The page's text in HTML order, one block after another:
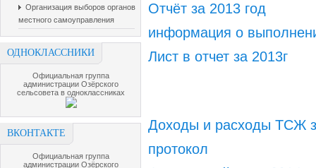
Организация выборов органов
местного самоуправления
ОДНОКЛАССНИКИ
Официальная группа
администрации Озёрского
сельсовета в одноклассниках
ВКОНТАКТЕ
Официальная группа
администрации Озёрского
Отчёт за 2013 год
информация о
Лист в отчет за 2013г
Доходы и расходы ТСЖ
протокол